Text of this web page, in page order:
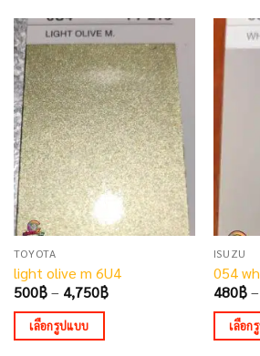
TOYOTA
light olive m 6U4
500฿ – 4,750฿Price
เลือกรูปแบบ
ISUZU
054
480฿ –
เลือก